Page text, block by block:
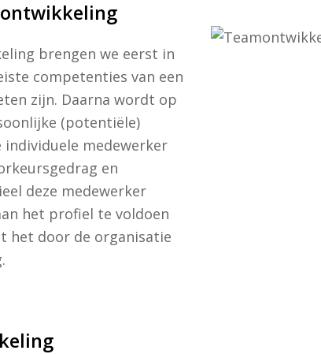
brengen we eerst in
competenties van een
zijn. Daarna wordt op
(potentiële)
individuele medewerker
en
deze medewerker
het profiel te voldoen
het door de organisatie